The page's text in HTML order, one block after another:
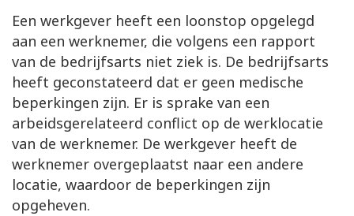
Een werkgever heeft een loonstop opgelegd
aan een werknemer, die volgens een rapport
van de bedrijfsarts niet ziek is. De bedrijfsarts
heeft geconstateerd dat er geen medische
beperkingen zijn. Er is sprake van een
arbeidsgerelateerd conflict op de werklocatie
van de werknemer. De werkgever heeft de
werknemer overgeplaatst naar een andere
locatie, waardoor de beperkingen zijn
opgeheven.